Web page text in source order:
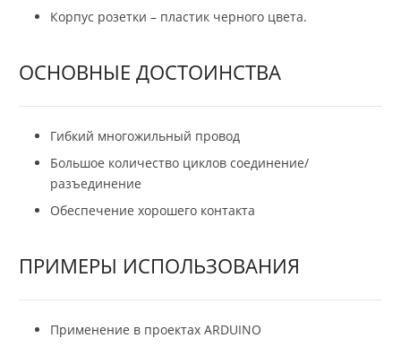
Корпус розетки – пластик черного цвета.
ОСНОВНЫЕ ДОСТОИНСТВА
Гибкий многожильный провод
Большое количество циклов соединение/
разъединение
Обеспечение хорошего контакта
ПРИМЕРЫ ИСПОЛЬЗОВАНИЯ
Применение в проектах ARDUINO